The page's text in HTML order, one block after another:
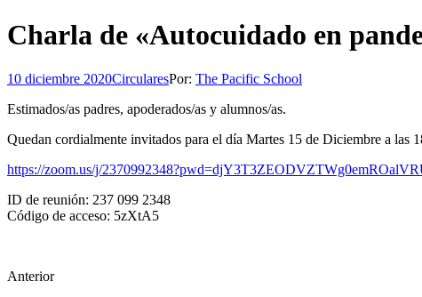
Charla de «Autocuidado en
10 diciembre 2020CircularesPor: The Pacific School
Estimados/as padres, apoderados/as y alumnos/as.
Quedan cordialmente invitados para el día Martes 15 de Diciembre a las
https://zoom.us/j/
ID de reunión: 237 099 2348
Código de acceso: 5zXtA5
Anterior